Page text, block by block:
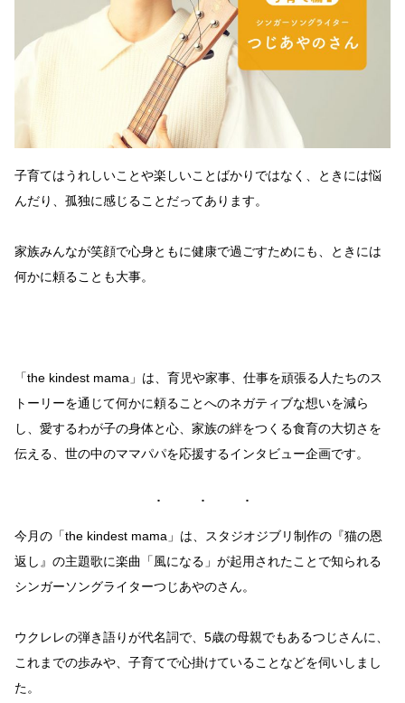
子育てはうれしいことや楽しいことばかりではなく、ときには悩
んだり、孤独に感じることだってあります。
家族みんなが笑顔で心身ともに健康で過ごすためにも、ときには
何かに頼ることも大事。
「the kindest mama」は、育児や家事、仕事を頑張る人たちのス
トーリーを通じて何かに頼ることへのネガティブな想いを減ら
し、愛するわが子の身体と心、家族の絆をつくる食育の大切さを
伝える、世の中のママパパを応援するインタビュー企画です。
今月の「the kindest mama」は、スタジオジブリ制作の『猫の恩
返し』の主題歌に楽曲「風になる」が起用されたことで知られる
シンガーソングライターつじあやのさん。
ウクレレの弾き語りが代名詞で、5歳の母親でもあるつじさんに、
これまでの歩みや、子育てで心掛けていることなどを伺いしまし
た。